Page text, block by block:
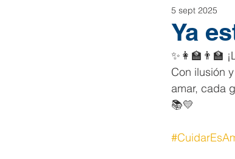
Ya
5 sept 2025
✨👩‍🏫👨‍🏫
Con ilusión
amar, cada
📚💛